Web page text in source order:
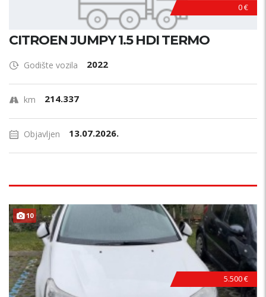
0 €
CITROEN JUMPY 1.5 HDI TERMO
Godište vozila 2022
km 214.337
Objavljen 13.07.2026.
10
5.500 €